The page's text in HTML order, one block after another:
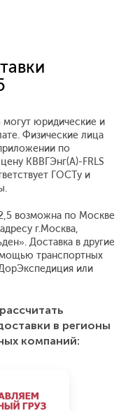
могут юридические и
Физические лица
по
КВВГЭнг(A)-FRLS
ГОСТу и
возможна по Москве
г.Москва,
Доставка в другие
транспортных
или
в регионы
компаний: